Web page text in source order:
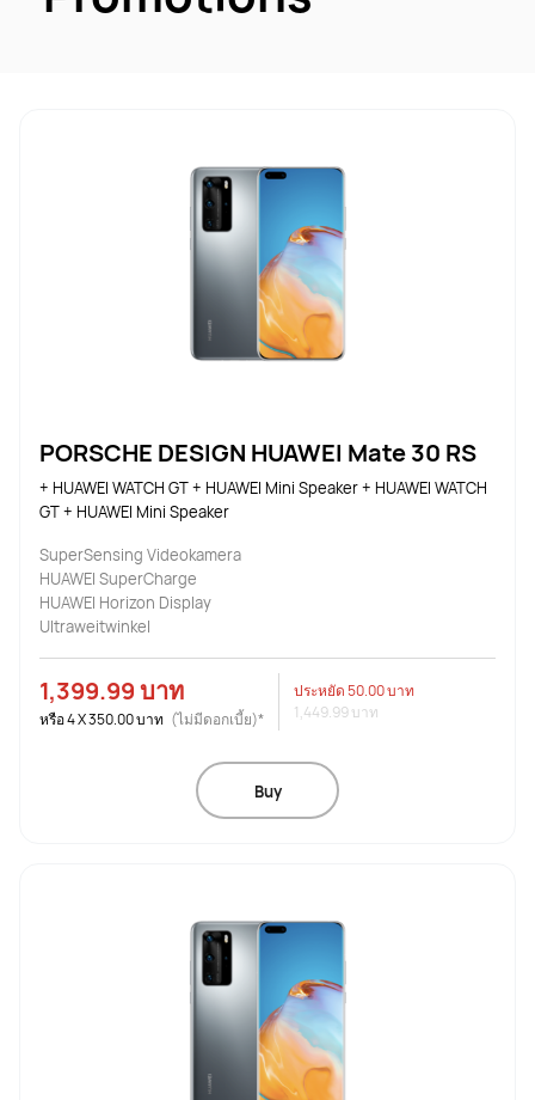
PORSCHE DESIGN HUAWEI Mate 30 RS
+ HUAWEI WATCH GT + HUAWEI Mini Speaker + HUAWEI WATCH
GT + HUAWEI Mini Speaker
SuperSensing Videokamera
HUAWEI SuperCharge
HUAWEI Horizon Display
Ultraweitwinkel
1,399.99 บาท
หรือ4X350.00 บาท (ไม่มีดอกเบี้ย)*
ประหยัด 50.00 บาท
1,449.99 บาท
Buy